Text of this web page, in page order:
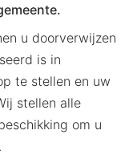
u doorverwijzen
is in
te stellen en uw
stellen alle
om u